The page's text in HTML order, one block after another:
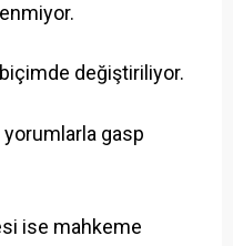
değiştiriliyor.
yorumlarla gasp
ise mahkeme